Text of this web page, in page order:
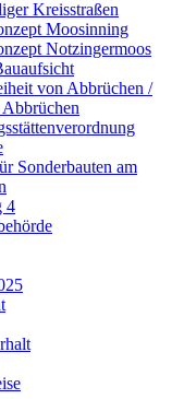
Kreisstraßen
Moosinning
Notzingermoos
von Abbrüchen /
Sonderbauten am
4